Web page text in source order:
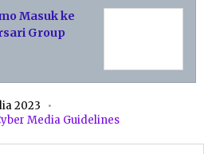
Masuk ke
Group
2023
Media Guidelines